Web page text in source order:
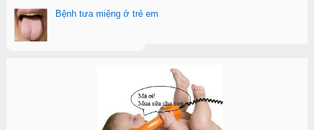
Bệnh tưa miệng ở trẻ em